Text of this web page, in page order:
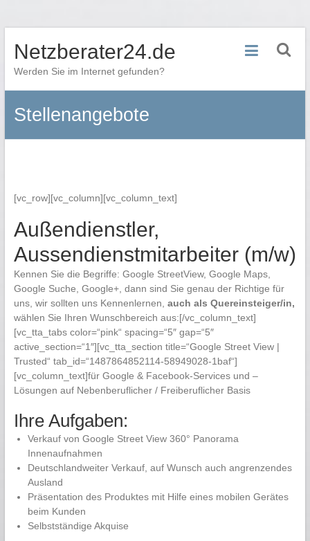
InhaltNetzberater24.de
Werden Sie im Internet gefunden?
Stellenangebote
[vc_row][vc_column][vc_column_text]
Außendienstler,
Aussendienstmitarbeiter (m/w)
Kennen Sie die Begriffe: Google StreetView, Google Maps,
Google Suche, Google+, dann sind Sie genau der Richtige für
uns, wir sollten uns Kennenlernen, auch als Quereinsteiger/in,
wählen Sie Ihren Wunschbereich aus:[/vc_column_text]
[vc_tta_tabs color=“pink“ spacing=“5″ gap=“5″
active_section=“1″][vc_tta_section title=“Google Street View |
Trusted“ tab_id=“1487864852114-58949028-1baf“]
[vc_column_text]für Google & Facebook-Services und –
Lösungen auf Nebenberuflicher / Freiberuflicher Basis
Ihre Aufgaben:
Verkauf von Google Street View 360° Panorama
Innenaufnahmen
Deutschlandweiter Verkauf, auf Wunsch auch angrenzendes
Ausland
Präsentation des Produktes mit Hilfe eines mobilen Gerätes
beim Kunden
Selbstständige Akquise